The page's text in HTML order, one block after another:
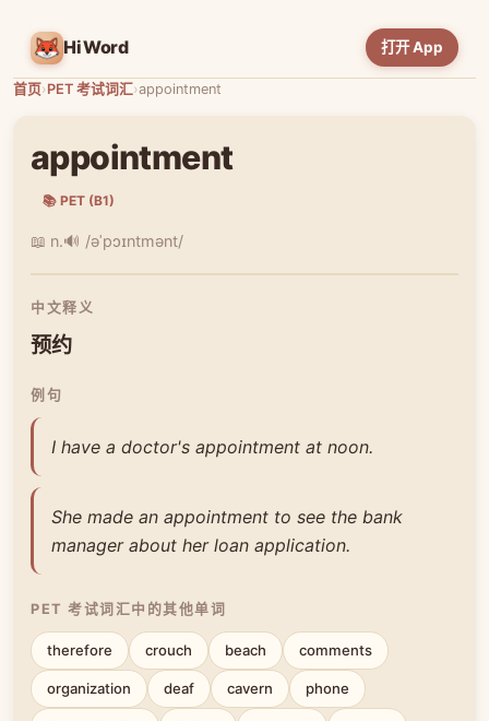
HiWord 打开 App
首页›PET 考试词汇›appointment
appointment
📚 PET (B1)
📖 n.🔊 /əˈpɔɪntmənt/
中文释义
预约
例句
I have a doctor's appointment at noon.
She made an appointment to see the bank
manager about her loan application.
PET 考试词汇中的其他单词
therefore crouch beach comments
organization deaf cavern phone